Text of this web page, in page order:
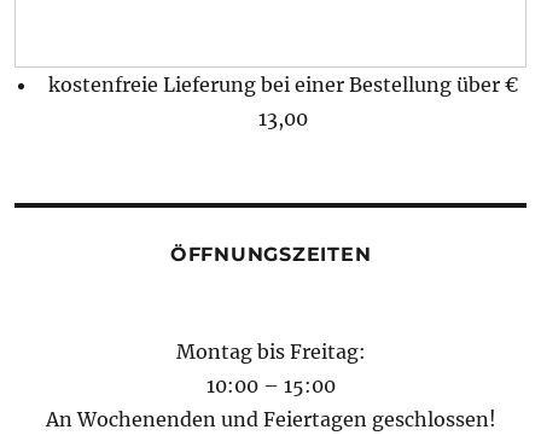
kostenfreie Lieferung bei einer Bestellung über €
13,00
ÖFFNUNGSZEITEN
Montag bis Freitag:
10:00 – 15:00
An Wochenenden und Feiertagen geschlossen!